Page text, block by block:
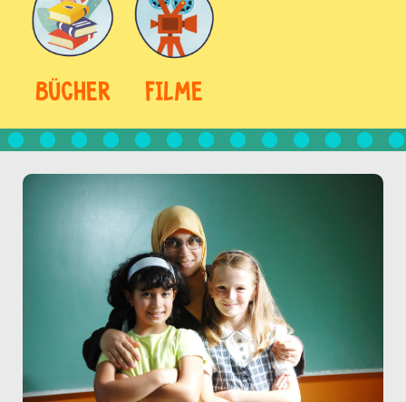
BÜCHER FILME